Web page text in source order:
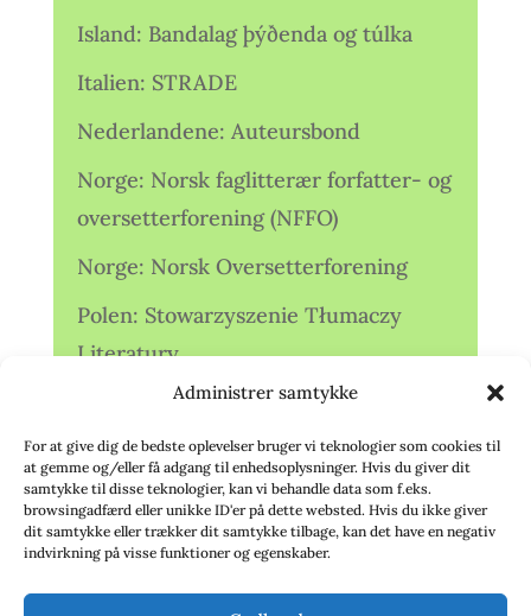
Administrer samtykke
For at give dig de bedste oplevelser bruger vi teknologier som cookies til
at gemme og/eller få adgang til enhedsoplysninger. Hvis du giver dit
samtykke til disse teknologier, kan vi behandle data som f.eks.
browsingadfærd eller unikke ID'er på dette websted. Hvis du ikke giver
dit samtykke eller trækker dit samtykke tilbage, kan det have en negativ
indvirkning på visse funktioner og egenskaber.
Island: Bandalag þýðenda og túlka
Italien: STRADE
Nederlandene: Auteursbond
Norge: Norsk faglitterær forfatter- og
oversetterforening (NFFO)
Norge: Norsk Oversetterforening
Polen: Stowarzyszenie Tłumaczy
Literatury
Storbritannien: Translators
Association (TA)
Sverige: Översättarsektionen (Ö.)
Sverige: Översättarcentrum (ÖC)